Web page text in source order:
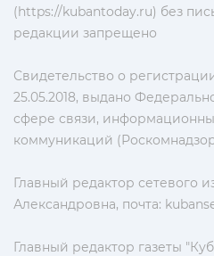
(https://kubantoday.ru) без
редакции запрещено
Свидетельство о
25.05.2018, выдано
сфере связи,
коммуникаций
Главный редактор сетевого
Александровна, почта:
Главный редактор газеты